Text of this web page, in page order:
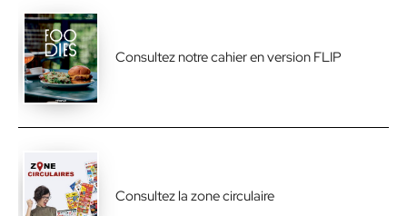
Consultez notre cahier en version FLIP
Consultez la zone circulaire